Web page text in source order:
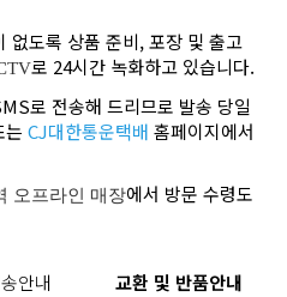
없도록 상품 준비, 포장 및 출고
로 24시간 녹화하고 있습니다.
로 전송해 드리므로 발송 당일
는CJ대한통운택배 홈페이지에서
오프라인 매장에서 방문 수령도
안내 교환 및 반품안내